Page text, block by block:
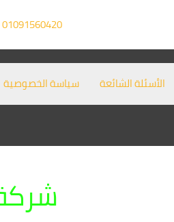
01091560420
الأسئلة الشائعة سياسة الخصوصية